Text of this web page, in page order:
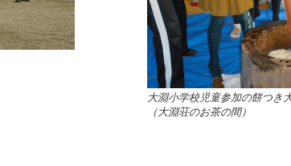
大淵小学校児童参加の餅つき
（大淵荘のお茶の間）